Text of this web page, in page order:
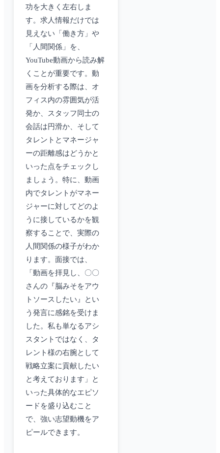
功を大きく左右しま
す。求人情報だけでは
見えない「働き方」や
「人間関係」を、
YouTube動画から読み解
くことが重要です。動
画を分析する際は、オ
フィス内の雰囲気が活
発か、スタッフ同士の
会話は円滑か、そして
タレントとマネージャ
ーの距離感はどうかと
いった点をチェックし
ましょう。特に、動画
内でタレントがマネー
ジャーに対してどのよ
うに接しているかを観
察することで、実際の
人間関係の様子がわか
ります。面接では、
「動画を拝見し、〇〇
さんの『脳みそをアウ
トソースしたい』とい
う発言に感銘を受けま
した。私も単なるアシ
スタントではなく、タ
レント様の右腕として
戦略立案に貢献したい
と考えております」と
いった具体的なエピソ
ードを盛り込むこと
で、強い志望動機をア
ピールできます。